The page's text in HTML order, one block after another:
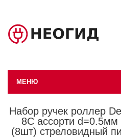
МЕНЮ
Набор ручек роллер
8C ассорти d=0.5мм
(8шт) стреловидный